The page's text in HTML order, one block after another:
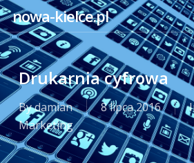
Skip
to
main
content
nowa-kielce.pl
Drukarnia cyfrowa
Bydamian 8 lipca 2016
Marketing